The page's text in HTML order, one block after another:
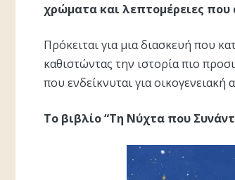
χρώματα και λεπτομέρειες που
Πρόκειται για μια διασκευή που
καθιστώντας την ιστορία πιο
που ενδείκνυται για οικογενειακή
Το βιβλίο “Τη Νύχτα που